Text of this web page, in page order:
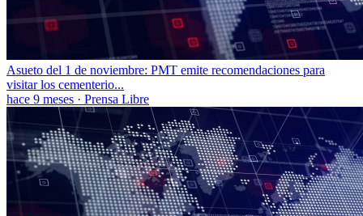
Asueto del 1 de noviembre: PMT emite recomendaciones para
visitar los cementerio...
hace 9 meses · Prensa Libre